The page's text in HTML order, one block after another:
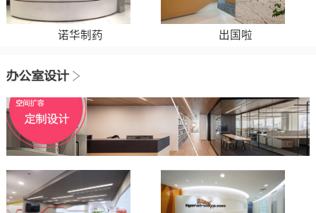
诺华制药 出国啦